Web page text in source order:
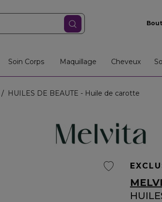
Soin Corps Maquillage Cheveux
HUILES DE BEAUTE - Huile de carotte